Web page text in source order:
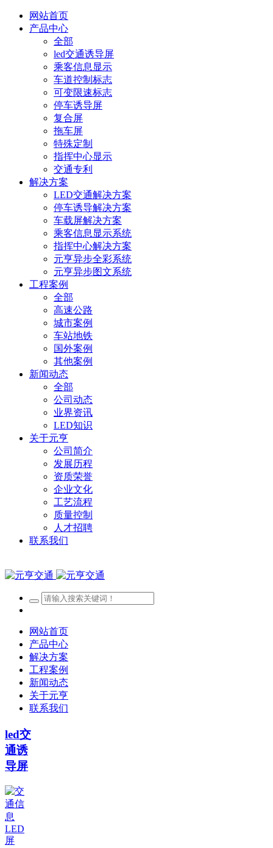
网站首页
产品中心
全部
led交通诱导屏
乘客信息显示
车道控制标志
可变限速标志
停车诱导屏
复合屏
拖车屏
特殊定制
指挥中心显示
交通专利
解决方案
LED交通解决方案
停车诱导解决方案
车载屏解决方案
乘客信息显示系统
指挥中心解决方案
元亨异步全彩系统
元亨异步图文系统
工程案例
全部
高速公路
城市案例
车站地铁
国外案例
其他案例
新闻动态
全部
公司动态
业界资讯
LED知识
关于元亨
公司简介
发展历程
资质荣誉
企业文化
工艺流程
质量控制
人才招聘
联系我们
网站首页
产品中心
解决方案
工程案例
新闻动态
关于元亨
联系我们
led交
通诱
导屏